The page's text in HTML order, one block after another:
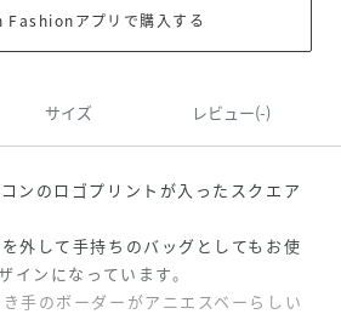
アプリで購入する
サイズ レビュー(-)
ンのロゴプリントが入ったスクエア
外して手持ちのバッグとしてもお使
インになっています。
手のボーダーがアニエスベーらしい